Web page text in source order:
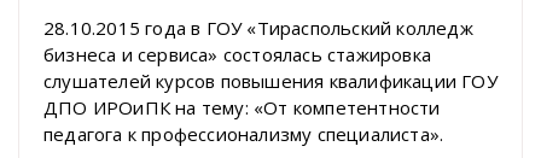
28.10.2015 года в ГОУ «Тираспольский колледж
бизнеса и сервиса» состоялась стажировка
слушателей курсов повышения квалификации ГОУ
ДПО ИРОиПК на тему: «От компетентности
педагога к профессионализму специалиста».